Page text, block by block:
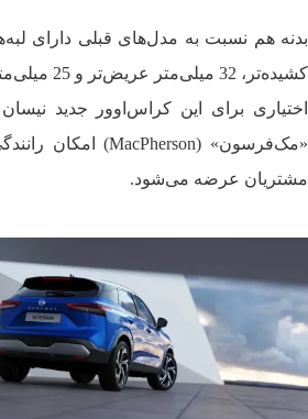
اختیاری برای این کراس‌اوور جدید
مشتریان عرضه می‌شود.